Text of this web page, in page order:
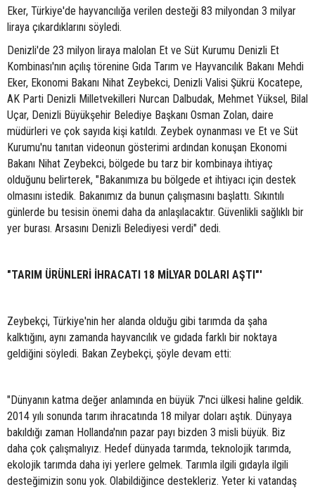
Eker, Türkiye'de hayvancılığa verilen desteği 83 milyondan 3 milyar
liraya çıkardıklarını söyledi.
Denizli'de 23 milyon liraya malolan Et ve Süt Kurumu Denizli Et
Kombinası'nın açılış törenine Gıda Tarım ve Hayvancılık Bakanı Mehdi
Eker, Ekonomi Bakanı Nihat Zeybekci, Denizli Valisi Şükrü Kocatepe,
AK Parti Denizli Milletvekilleri Nurcan Dalbudak, Mehmet Yüksel, Bilal
Uçar, Denizli Büyükşehir Belediye Başkanı Osman Zolan, daire
müdürleri ve çok sayıda kişi katıldı. Zeybek oynanması ve Et ve Süt
Kurumu'nu tanıtan videonun gösterimi ardından konuşan Ekonomi
Bakanı Nihat Zeybekci, bölgede bu tarz bir kombinaya ihtiyaç
olduğunu belirterek, "Bakanımıza bu bölgede et ihtiyacı için destek
olmasını istedik. Bakanımız da bunun çalışmasını başlattı. Sıkıntılı
günlerde bu tesisin önemi daha da anlaşılacaktır. Güvenlikli sağlıklı bir
yer burası. Arsasını Denizli Belediyesi verdi" dedi.
"TARIM ÜRÜNLERİ İHRACATI 18 MİLYAR DOLARI AŞTI"'
Zeybekçi, Türkiye'nin her alanda olduğu gibi tarımda da şaha
kalktığını, aynı zamanda hayvancılık ve gıdada farklı bir noktaya
geldiğini söyledi. Bakan Zeybekçi, şöyle devam etti:
"Dünyanın katma değer anlamında en büyük 7'nci ülkesi haline geldik.
2014 yılı sonunda tarım ihracatında 18 milyar doları aştık. Dünyaya
bakıldığı zaman Hollanda'nın pazar payı bizden 3 misli büyük. Biz
daha çok çalışmalıyız. Hedef dünyada tarımda, teknolojik tarımda,
ekolojik tarımda daha iyi yerlere gelmek. Tarımla ilgili gıdayla ilgili
desteğimizin sonu yok. Olabildiğince destekleriz. Yeter ki vatandaş